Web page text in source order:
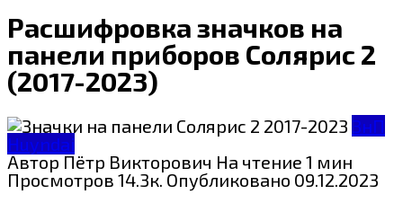
Расшифровка значков на
панели приборов Солярис 2
(2017-2023)
ЗнП
Huyndai
АвторПётр Викторович На чтение 1 мин
Просмотров 14.3к. Опубликовано 09.12.2023